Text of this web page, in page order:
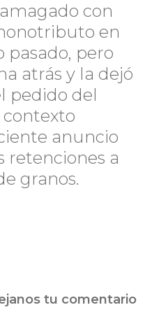
con
en
pasado, pero
atrás y la dejó
pedido del
anuncio
retenciones a
granos.
tu comentario